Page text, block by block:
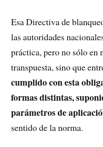
Esa Directiva de
las autoridades
práctica, pero no sólo en
transpuesta, sino que
cumplido con esta
formas distintas,
parámetros de
sentido de la norma.